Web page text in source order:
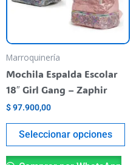
Marroquinería
Mochila Espalda Escolar
18″ Girl Gang – Zaphir
$97.900,00
Seleccionar opciones
se